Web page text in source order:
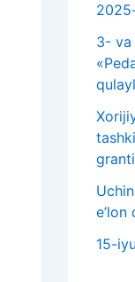
3- va
e’lon
15-